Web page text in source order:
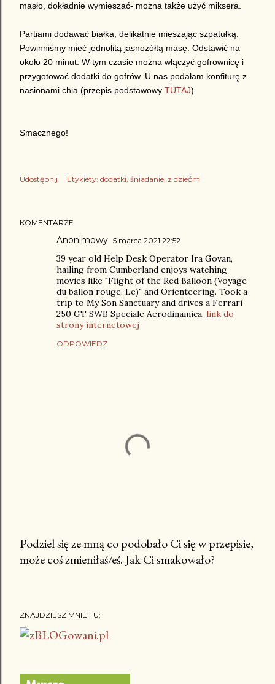
masło, dokładnie wymieszać- można także użyć miksera.
Partiami dodawać białka, delikatnie mieszając szpatułką.
Powinniśmy mieć jednolitą jasnożółtą masę. Odstawić na
około 20 minut. W tym czasie można włączyć gofrownicę i
przygotować dodatki do gofrów. U nas podałam konfiturę z
nasionami chia (przepis podstawowy TUTAJ).
Smacznego!
Udostępnij Etykiety: dodatki śniadanie z dziećmi
KOMENTARZE
Anonimowy 5 marca 2021 22:52
39 year old Help Desk Operator Ira Govan,
hailing from Cumberland enjoys watching
movies like "Flight of the Red Balloon (Voyage
du ballon rouge, Le)" and Orienteering. Took a
trip to My Son Sanctuary and drives a Ferrari
250 GT SWB Speciale Aerodinamica. link do
strony internetowej
ODPOWIEDZ
P
ś
l
j
Podziel się ze mną co podobało Ci się w przepisie,
może coś zmieniłaś/eś. Jak Ci smakowało?
ZNAJDZIESZ MNIE TU: